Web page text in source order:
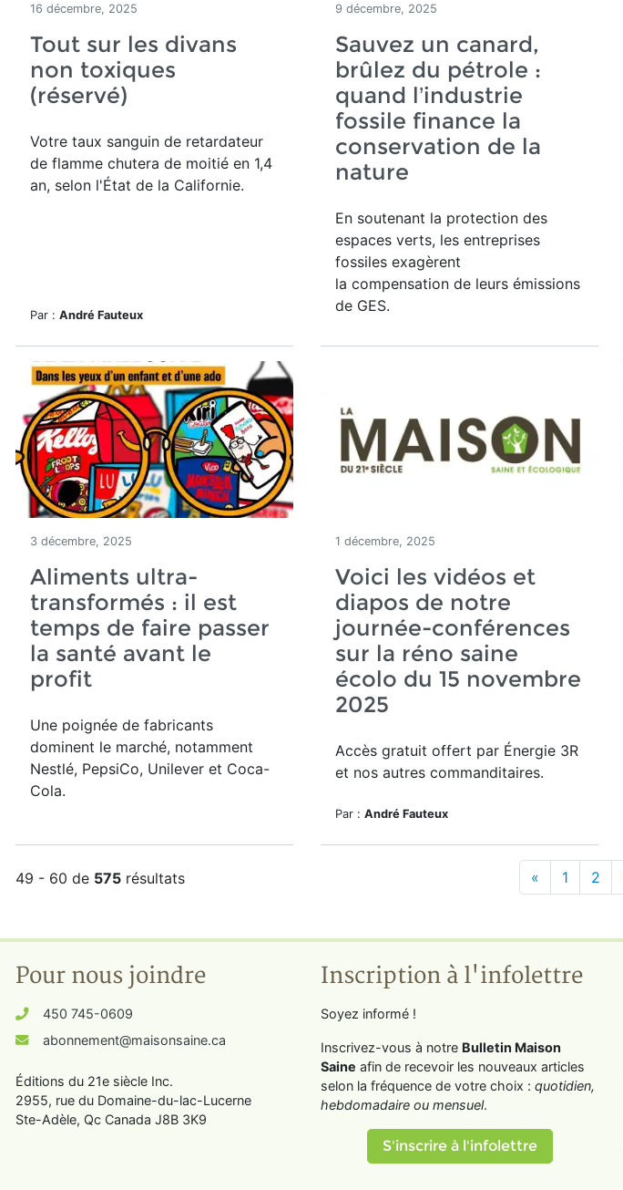
16 décembre, 2025
Tout sur les divans
non toxiques
(réservé)
Votre taux sanguin de retardateur
de flamme chutera de moitié en 1,4
an, selon l'État de la Californie.
Par : André Fauteux
9 décembre, 2025
Sauvez un canard,
brûlez du pétrole :
quand l’industrie
fossile finance la
conservation de la
nature
En soutenant la protection des
espaces verts, les entreprises
fossiles exagèrent
la compensation de leurs émissions
de GES.
3 décembre, 2025
Aliments ultra-
transformés : il est
temps de faire passer
la santé avant le
profit
Une poignée de fabricants
dominent le marché, notamment
Nestlé, PepsiCo, Unilever et Coca-
Cola.
1 décembre, 2025
Voici les vidéos et
diapos de notre
journée-conférences
sur la réno saine
écolo du 15 novembre
2025
Accès gratuit offert par Énergie 3R
et nos autres commanditaires.
Par : André Fauteux
49 - 60 de 575 résultats « 1 2
Pour nous joindre
450 745-0609
abonnement@maisonsaine.ca
Éditions du 21e siècle Inc.
2955, rue du Domaine-du-lac-Lucerne
Ste-Adèle, Qc Canada J8B 3K9
Inscription à l'infolettre
Soyez informé !
Inscrivez-vous à notre Bulletin Maison
Saine afin de recevoir les nouveaux articles
selon la fréquence de votre choix : quotidien,
hebdomadaire ou mensuel.
S'inscrire à l'infolettre